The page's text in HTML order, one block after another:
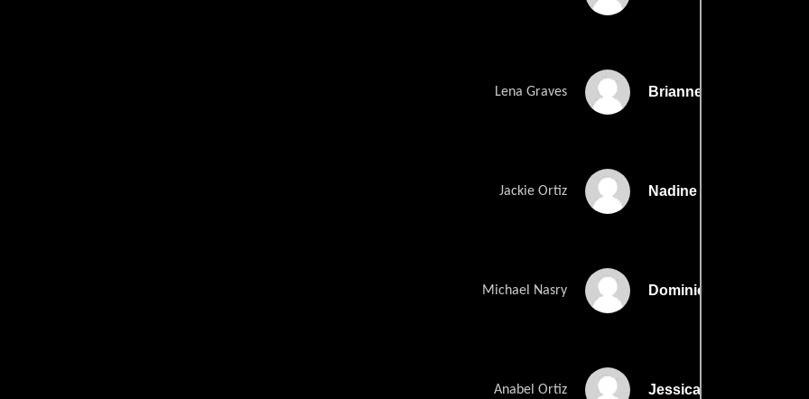
Lena Graves Brianne Davis
Jackie Ortiz Nadine Velazquez
Michael Nasry Dominic Adams
Anabel Ortiz Jessica Garza